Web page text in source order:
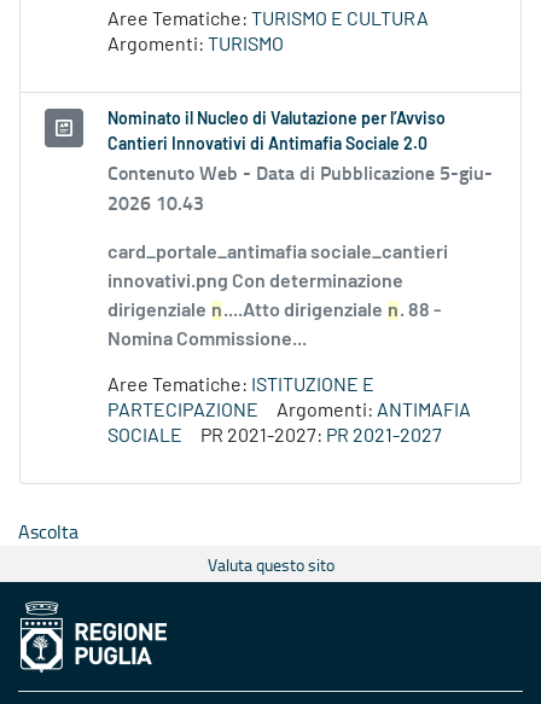
Aree Tematiche: TURISMO E CULTURA
Argomenti: TURISMO
Nominato il Nucleo di Valutazione per l’Avviso
Cantieri Innovativi di Antimafia Sociale 2.0
Contenuto Web - Data di Pubblicazione 5-giu-
2026 10.43
card_portale_antimafia sociale_cantieri
innovativi.png Con determinazione
dirigenziale n....Atto dirigenziale n. 88 -
Nomina Commissione...
Aree Tematiche: ISTITUZIONE E
PARTECIPAZIONE
Argomenti: ANTIMAFIA
SOCIALE
PR 2021-2027: PR 2021-2027
Ascolta
Valuta questo sito